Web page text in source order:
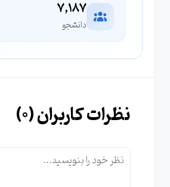
7,187
دانشجو
نظرات کاربران (0
)